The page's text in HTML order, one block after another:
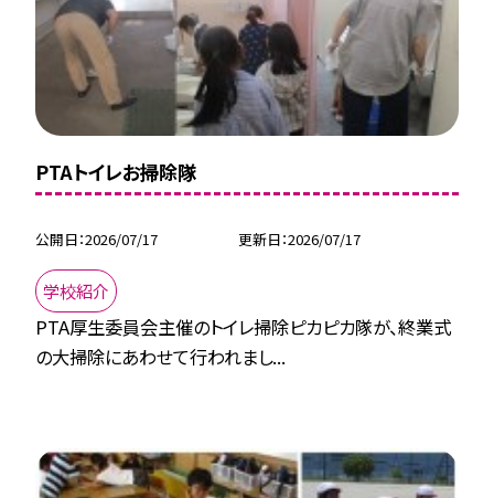
PTAトイレお掃除隊
公開日 2026/07/17 更新日 2026/07/17
学校紹介
PTA厚生委員会主催のトイレ掃除ピカピカ隊が、終業式
の大掃除にあわせて行われまし...